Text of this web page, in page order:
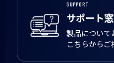
SUPPORT
サポート
製品について
こちらからご